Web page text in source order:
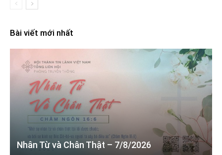
Bài viết mới nhất
Nhân Từ và Chân Thật – 7/8/2026